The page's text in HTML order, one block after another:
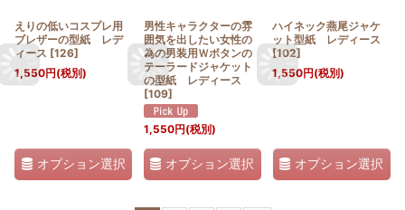
えりの低いコスプレ用
ブレザーの型紙 レデ
ィース [126]
1,550円(税別)
オプション選択
男性キャラクターの雰
囲気を出したい女性の
為の男装用Ｗボタンの
テーラードジャケット
の型紙 レディース
[109]
1,550円(税別)
オプション選択
ハイネック燕尾ジャケ
ット型紙 レディース
[102]
1,550円(税別)
オプション選択